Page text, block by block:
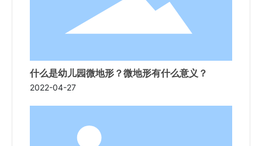
什么是幼儿园微地形？微地形有什么意义？
2022-04-27